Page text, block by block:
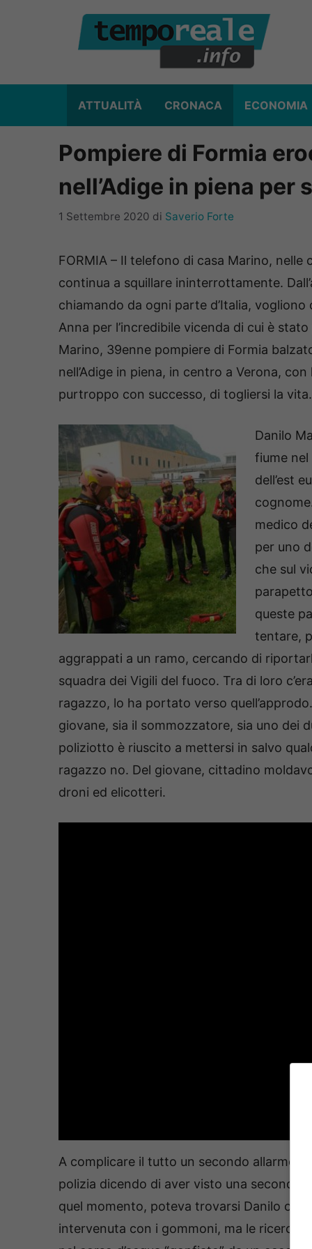
ATTUALITÀ CRONACA ECONOMIA
Pompiere di Formia
nell’Adige in piena per
1 Settembre 2020 di Saverio Forte
FORMIA – Il telefono di casa Marino,
continua a squillare ininterrottamente.
chiamando da ogni parte d’Italia,
Anna per l’incredibile vicenda di cui è
Marino, 39enne pompiere di Formia
nell’Adige in piena, in centro a Verona,
purtroppo con successo, di togliersi la vita.
Danilo
fiume
dell’est
medico
per uno
che sul
queste
tentare,
aggrappati a un ramo, cercando di
squadra dei Vigili del fuoco. Tra di loro
ragazzo, lo ha portato verso
giovane, sia il sommozzatore, sia uno dei
poliziotto è riuscito a mettersi in salvo
ragazzo no. Del giovane, cittadino
droni ed elicotteri.
A complicare il tutto un secondo allarme,
polizia dicendo di aver visto una seconda
quel momento, poteva trovarsi Danilo o il
intervenuta con i gommoni, ma le ricerche